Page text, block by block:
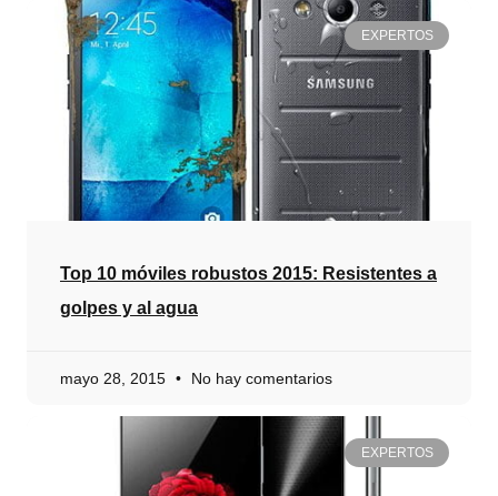
EXPERTOS
Top 10 móviles robustos 2015: Resistentes a
golpes y al agua
mayo 28, 2015 No hay comentarios
EXPERTOS